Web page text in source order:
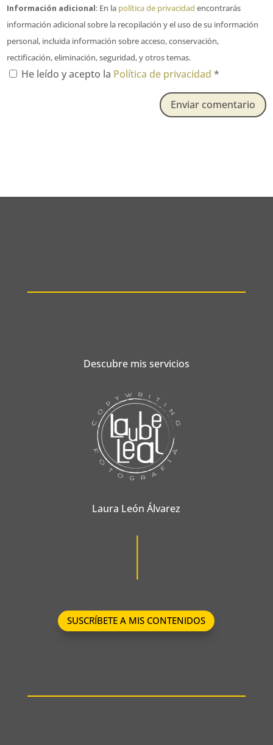
Información adicional: En la política de privacidad encontrarás
información adicional sobre la recopilación y el uso de su información
personal, incluida información sobre acceso, conservación,
rectificación, eliminación, seguridad, y otros temas.
He leído y acepto la Política de privacidad*
Enviar comentario
Descubre mis servicios
Laura León Álvarez
SUSCRÍBETE A MIS CONTENIDOS